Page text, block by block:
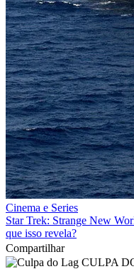
Cinema e Series
Star Trek: Strange New
que isso revela?
Compartilhar
CULPA